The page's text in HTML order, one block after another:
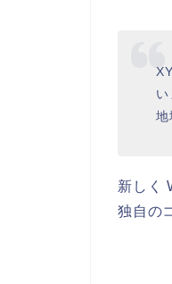
地
新しく
独自の